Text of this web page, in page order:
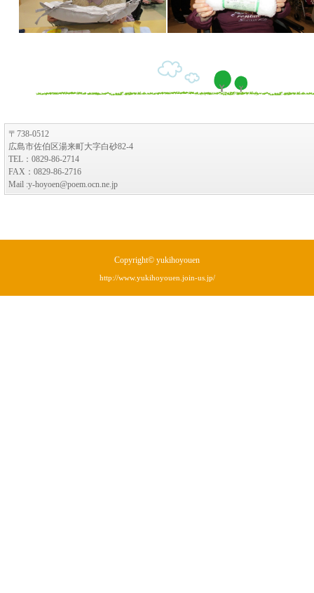
〒738-0512
広島市佐伯区湯来町大字白砂82-4
TEL：0829-86-2714
FAX：0829-86-2716
Mail :y-hoyoen@poem.ocn.ne.jp
Copyright© yukihoyouen
http://www.yukihoyouen.join-us.jp/